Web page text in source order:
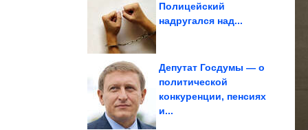
Полицейский
надругался над...
Депутат Госдумы — о
политической
конкуренции, пенсиях
и...